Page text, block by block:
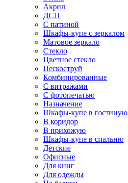
Акрил
ДСП
С патиной
Шкафы-купе с зеркалом
Матовое зеркало
Стекло
Цветное стекло
Пескоструй
Комбинированные
С витражами
С фотопечатью
Назначение
Шкафы-купе в гостиную
В коридор
В прихожую
Шкафы-купе в спальню
Детские
Офисные
Для книг
Для одежды